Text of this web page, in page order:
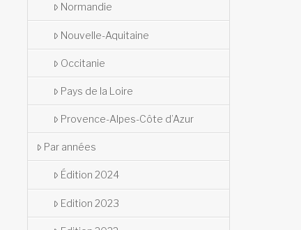
Normandie
Nouvelle-Aquitaine
Occitanie
Pays de la Loire
Provence-Alpes-Côte d’Azur
Par années
Édition 2024
Edition 2023